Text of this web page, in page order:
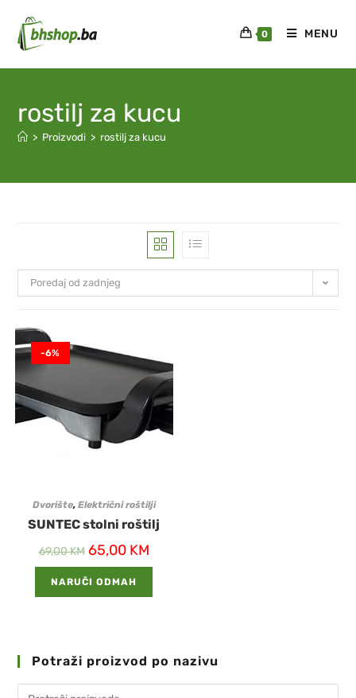
0 MENU
rostilj za kucu
> Proizvodi > rostilj za kucu
Poredaj od zadnjeg
-6%
Dvorište, Električni roštilji
SUNTEC stolni roštilj
69,00KM 65,00 KM
NARUČI ODMAH
Potraži proizvod po nazivu